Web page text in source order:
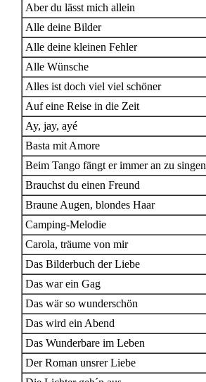
Aber du lässt mich allein
Alle deine Bilder
Alle deine kleinen Fehler
Alle Wünsche
Alles ist doch viel viel schöner
Auf eine Reise in die Zeit
Ay, jay, ayé
Basta mit Amore
Beim Tango fängt er immer an zu singen
Brauchst du einen Freund
Braune Augen, blondes Haar
Camping-Melodie
Carola, träume von mir
Das Bilderbuch der Liebe
Das war ein Gag
Das wär so wunderschön
Das wird ein Abend
Das Wunderbare im Leben
Der Roman unsrer Liebe